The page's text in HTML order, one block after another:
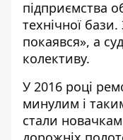
підприємства
технічної
покаявся», а
колективу.
У 2016 році
минулим і
стали